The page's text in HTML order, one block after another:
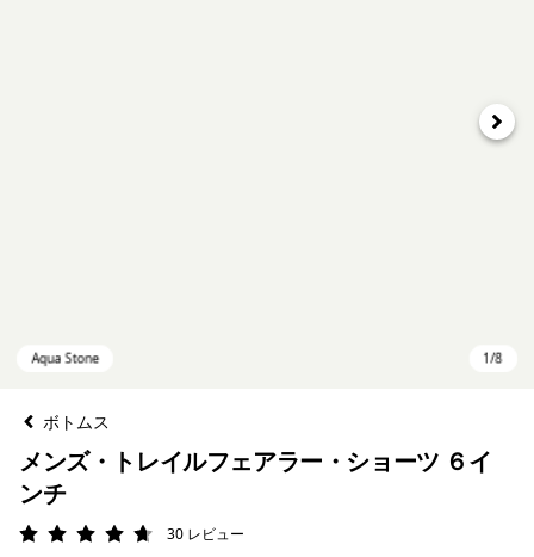
次へ
ボトムス
メンズ・トレイルフェアラー・ショーツ ６イ
ンチ
評価: 4.7 / 5
30 レビュー